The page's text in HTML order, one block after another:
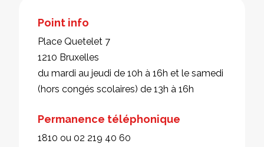
Point info
Place Quetelet 7
1210 Bruxelles
du mardi au jeudi de 10h à 16h et le samedi
(hors congés scolaires) de 13h à 16h
Permanence téléphonique
1810 ou 02 219 40 60